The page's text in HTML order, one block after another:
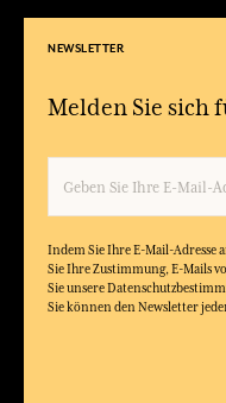
NEWSLETTER
Melden Sie sich
Indem Sie Ihre E-Mail-Adresse
Sie Ihre Zustimmung, E-Mails
Sie unsere
Sie können den Newsletter